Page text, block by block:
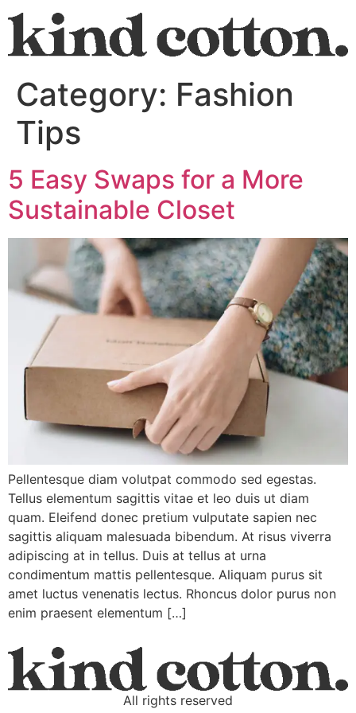
Category: Fashion
Tips
5 Easy Swaps for a More
Sustainable Closet
Pellentesque diam volutpat commodo sed egestas.
Tellus elementum sagittis vitae et leo duis ut diam
quam. Eleifend donec pretium vulputate sapien nec
sagittis aliquam malesuada bibendum. At risus viverra
adipiscing at in tellus. Duis at tellus at urna
condimentum mattis pellentesque. Aliquam purus sit
amet luctus venenatis lectus. Rhoncus dolor purus non
enim praesent elementum […]
All rights reserved